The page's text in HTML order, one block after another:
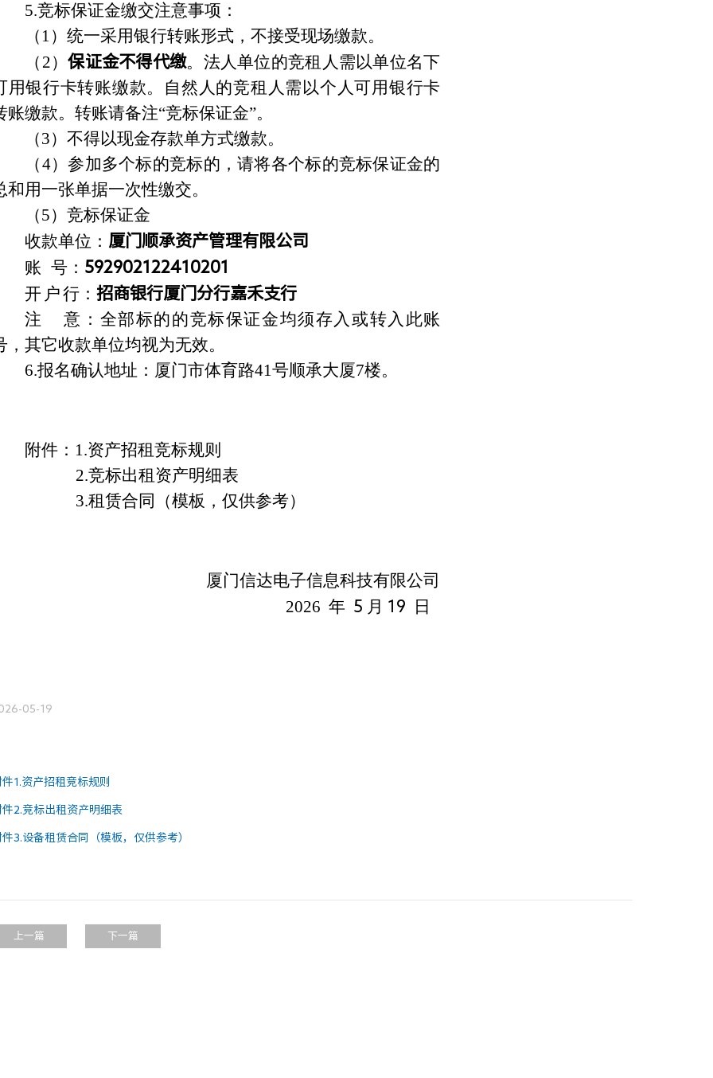
5.竞标保证金缴交注意事项：
（1）统一采用银行转账形式，不接受现场缴款。
（2）保证金不得代缴。法人单位的竞租人需以单位名下
用银行卡转账缴款。自然人的竞租人需以个人可用银行卡
账缴款。转账请备注“竞标保证金”。
（3）不得以现金存款单方式缴款。
（4）参加多个标的竞标的，请将各个标的竞标保证金的
和用一张单据一次性缴交。
（5）竞标保证金
收款单位： 厦门顺承资产管理有限公司
账 号： 592902122410201
开 户行：招商银行厦门分行嘉禾支行
注 意：全部标的的竞标保证金均须存入或转入此账
，其它收款单位均视为无效。
6.报名确认地址：厦门市体育路41号顺承大厦7楼。
附件：1.资产招租竞标规则
2.竞标出租资产明细表
3.租赁合同（模板，仅供参考）
厦门信达电子信息科技有限公司
2026年 5 月 19 日
05-19
件1.资产招租竞标规则
件2.竞标出租资产明细表
件3.设备租赁合同（模板，仅供参考）
上一篇 下一篇